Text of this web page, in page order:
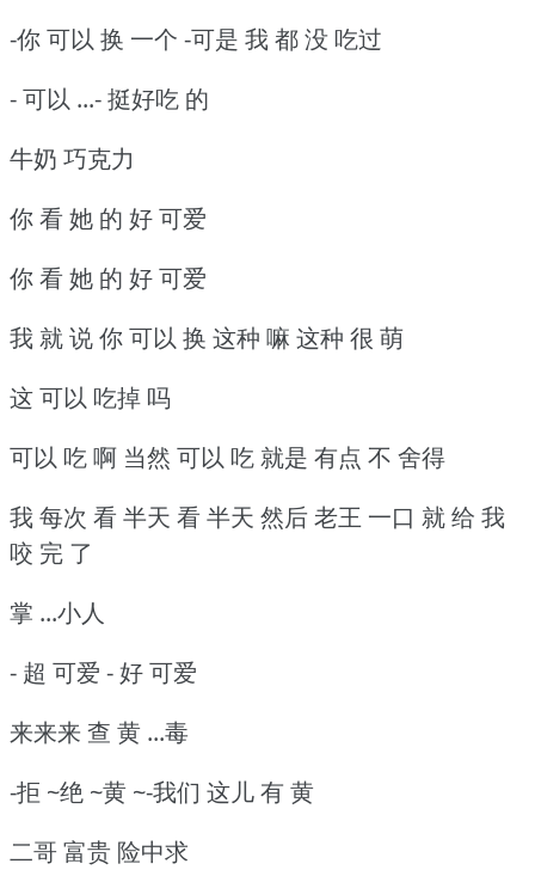
-你 可以 换 一个 -可是 我 都 没 吃过
- 可以 ...- 挺好吃 的
牛奶 巧克力
你 看 她 的 好 可爱
你 看 她 的 好 可爱
我 就 说 你 可以 换 这种 嘛 这种 很 萌
这 可以 吃掉 吗
可以 吃 啊 当然 可以 吃 就是 有点 不 舍得
我 每次 看 半天 看 半天 然后 老王 一口 就 给 我
咬 完 了
掌 ...小人
- 超 可爱 - 好 可爱
来来来 查 黄 ...毒
-拒 ~绝 ~黄 ~-我们 这儿 有 黄
二哥 富贵 险中求